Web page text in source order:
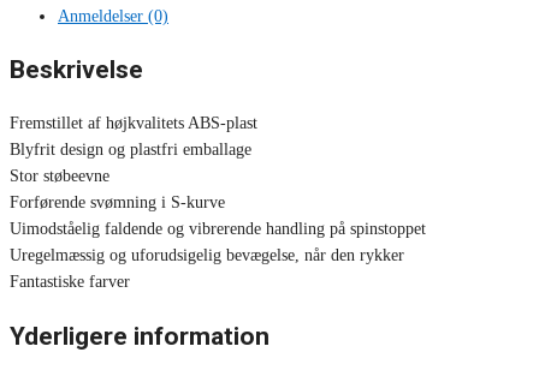
Anmeldelser (0)
Beskrivelse
Fremstillet af højkvalitets ABS-plast
Blyfrit design og plastfri emballage
Stor støbeevne
Forførende svømning i S-kurve
Uimodståelig faldende og vibrerende handling på spinstoppet
Uregelmæssig og uforudsigelig bevægelse, når den rykker
Fantastiske farver
Yderligere information